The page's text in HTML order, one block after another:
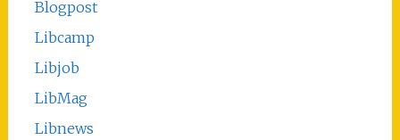
Blogpost
Libcamp
Libjob
LibMag
Libnews